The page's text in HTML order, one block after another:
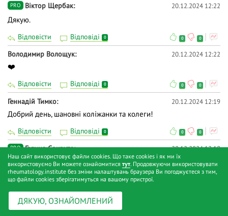
PRO Віктор Щербак 20.12.2024 12:22
Дякую.
Відповісти Відповіді 0 0 0
Володимир Волощук 20.12.2024 12:22
❤️
Відповісти Відповіді 0 0 0
Геннадій Тимко 20.12.2024 12:19
Добрий день, шановні коліжанки та колеги!
Відповісти Відповіді 0 0 0
PRO Галина Сокрута 20.12.2024 12:18
Доброго дня!
Відповісти Відповіді 0
Надія Свирид
Доброго дня
Наш сайт використовує файли cookies. Що таке cookies і як ми їх
використовуємо Ви можете ознайомитися тут. Продовжуючи використовувати
rheumatology.institute без зміни налаштувань браузера Ви погоджуєтеся з тим,
що файли cookies зберігатимуться на вашому пристрої.
ДЯКУЮ, ОЗНАЙОМЛЕНИЙ